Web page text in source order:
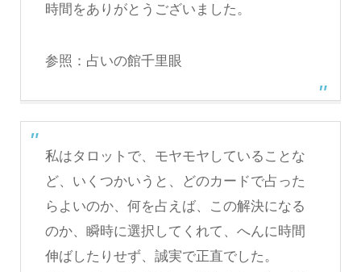
時間をありがとうございました。
参照： 占いの館千里眼
私はタロットで、モヤモヤしていることな
ど、いくつかいうと、どのカードで占った
らよいのか、何を占えば、この解決になる
のか、瞬時に選択してくれて、へんに時間
伸ばしたりせず、誠実で正直でした。